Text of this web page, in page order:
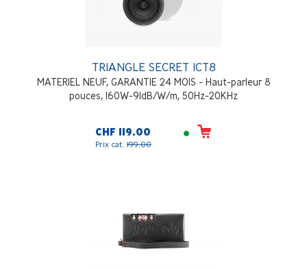
TRIANGLE SECRET ICT8
MATERIEL NEUF, GARANTIE 24 MOIS - Haut-parleur 8
pouces, 160W-91dB/W/m, 50Hz-20KHz
CHF 119.00
Prix cat. 199.00